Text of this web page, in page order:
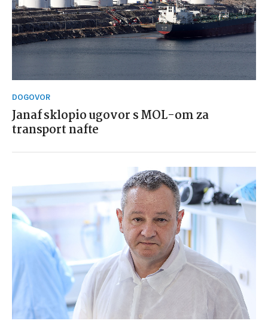
DOGOVOR
Janaf sklopio ugovor s MOL-om za
transport nafte